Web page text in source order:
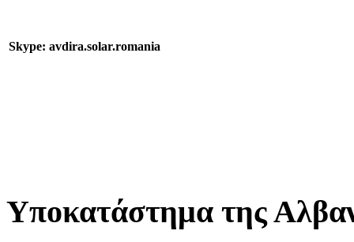
Skype: avdira.solar.romania
Υποκατάστημα της